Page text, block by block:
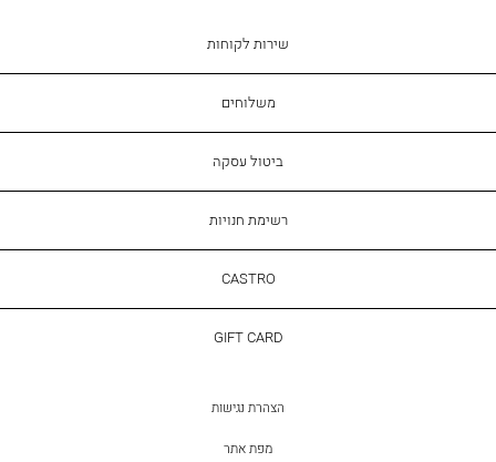
שירות
לקוחות
שירות לקוחות
משלוחים
ביטול עסקה
רשימת חנויות
CASTRO
CASTRO
GIFT
GIFT CARD
הצהרת נגישות
מפת אתר